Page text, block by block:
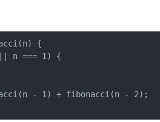
{
n === 1) {
- 1) + fibonacci(n - 2);